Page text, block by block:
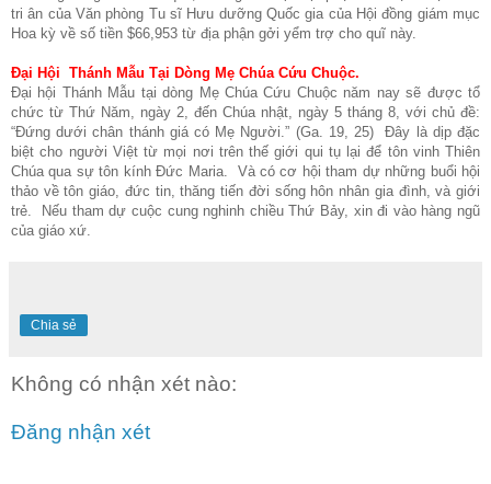
tri ân của Văn phòng Tu sĩ Hưu dưỡng Quốc gia của Hội đồng giám mục
Hoa kỳ về số tiền $66,953 từ địa phận gởi yểm trợ cho quĩ này.
Đại Hội Thánh Mẫu Tại Dòng Mẹ Chúa Cứu Chuộc.
Đại hội Thánh Mẫu tại dòng Mẹ Chúa Cứu Chuộc năm nay sẽ được tổ
chức từ Thứ Năm, ngày 2, đến Chúa nhật, ngày 5 tháng 8, với chủ đề:
“Đứng dưới chân thánh giá có Mẹ Người.” (Ga. 19, 25) Đây là dịp đặc
biệt cho người Việt từ mọi nơi trên thế giới qui tụ lại để tôn vinh Thiên
Chúa qua sự tôn kính Đức Maria. Và có cơ hội tham dự những buổi hội
thảo về tôn giáo, đức tin, thăng tiến đời sống hôn nhân gia đình, và giới
trẻ. Nếu tham dự cuộc cung nghinh chiều Thứ Bảy, xin đi vào hàng ngũ
của giáo xứ.
Chia sẻ
Không có nhận xét nào:
Đăng nhận xét